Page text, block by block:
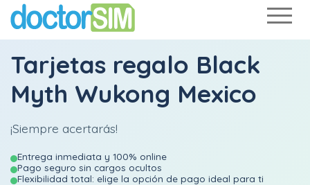
Tarjetas regalo Black
Myth Wukong Mexico
¡Siempre acertarás!
Entrega inmediata y 100% online
Pago seguro sin cargos ocultos
Flexibilidad total: elige la opción de pago ideal para ti